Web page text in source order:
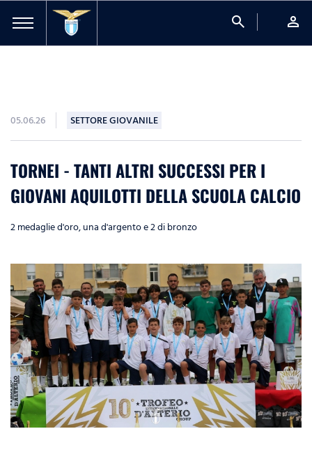
search person
05.06.26 SETTORE GIOVANILE
TORNEI - TANTI ALTRI SUCCESSI PER I
GIOVANI AQUILOTTI DELLA SCUOLA CALCIO
2 medaglie d'oro, una d'argento e 2 di bronzo